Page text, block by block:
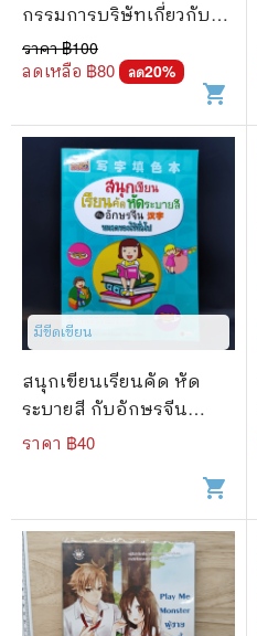
กรรมการบริษัทเกี่ยวกับ
ระบบการควบคุมภายใน
ราคา ฿100
ลดเหลือ ฿80 ลด20%
shopping_cart
มีขีดเขียน
สนุกเขียนเรียนคัด หัด
ระบายสี กับอักษรจีน
หมวดของใช้ทั่วไป
ราคา ฿40
shopping_cart